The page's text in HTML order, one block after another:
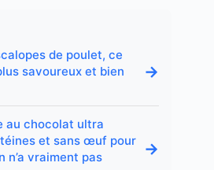
de poulet, ce
savoureux et bien
→
au chocolat ultra
et sans œuf pour
n’a vraiment pas
→